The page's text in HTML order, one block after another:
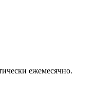
ежемесячно.